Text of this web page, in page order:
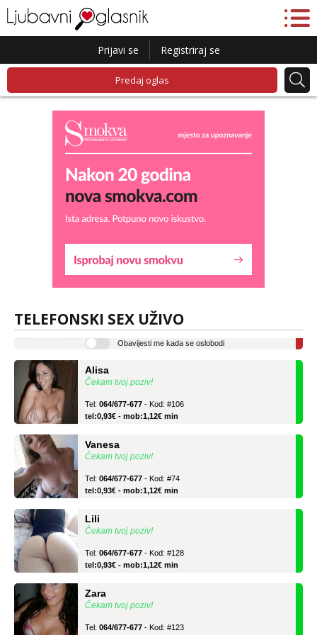
Prijavi se Registriraj se
Predaj oglas
TELEFONSKI SEX UŽIVO
Liliana
Razgovaram :)
tel:0,93€ - mob:1,12€ min
Čekam tvoj poziv!
tel:0,93€ - mob:1,12€ min
Čekam tvoj poziv!
tel:0,93€ - mob:1,12€ min
Čekam tvoj poziv!
tel:0,93€ - mob:1,12€ min
Čekam tvoj poziv!
tel:0,93€ - mob:1,12€ min